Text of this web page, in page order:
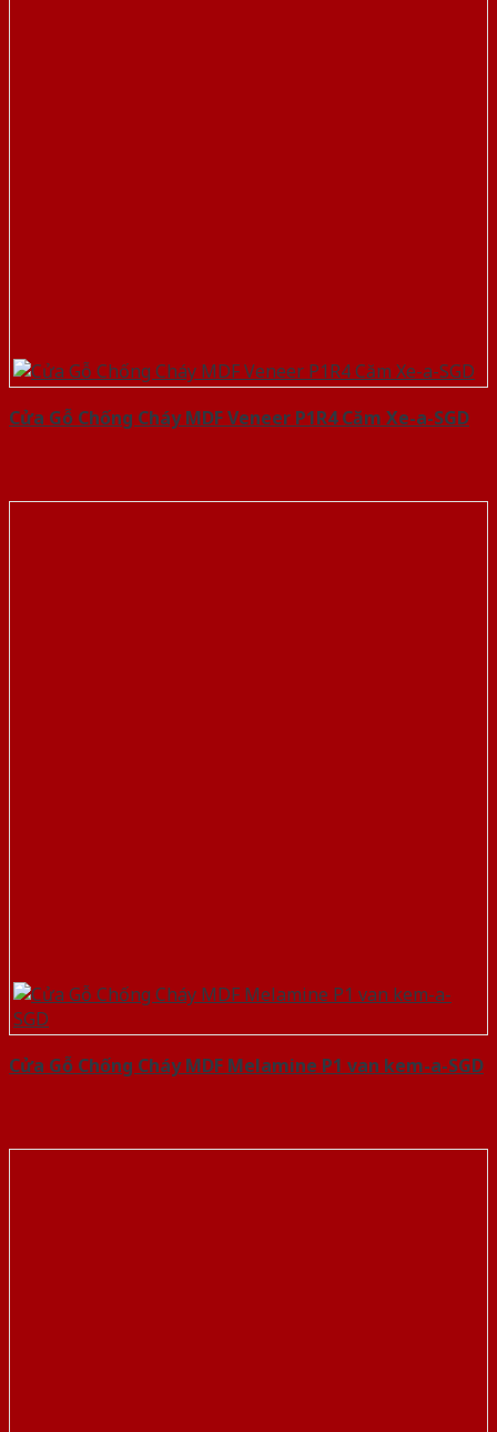
Cửa Gỗ Chống Cháy MDF Veneer P1R4 Căm Xe-a-SGD
Cửa Gỗ Chống Cháy MDF Melamine P1 van kem-a-SGD